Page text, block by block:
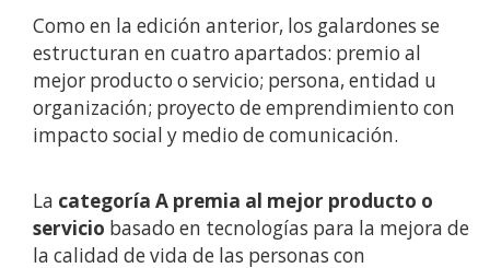
Como en la edición anterior, los galardones se
estructuran en cuatro apartados: premio al
mejor producto o servicio; persona, entidad u
organización; proyecto de emprendimiento con
impacto social y medio de comunicación.
La categoría A premia al mejor producto o
servicio basado en tecnologías para la mejora de
la calidad de vida de las personas con